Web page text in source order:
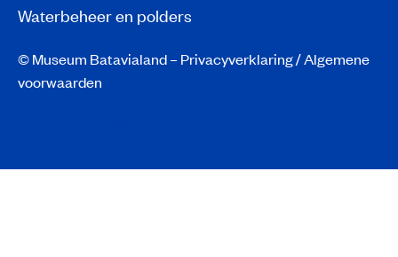
Waterbeheer en polders
© Museum Batavialand – Privacyverklaring/Algemene
voorwaarden